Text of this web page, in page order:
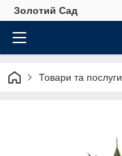
Золотий Сад
Товари та послуги